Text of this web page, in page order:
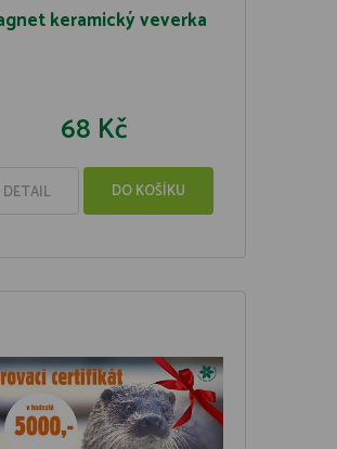
keramický veverka
68 Kč
DETAIL DO KOŠÍKU